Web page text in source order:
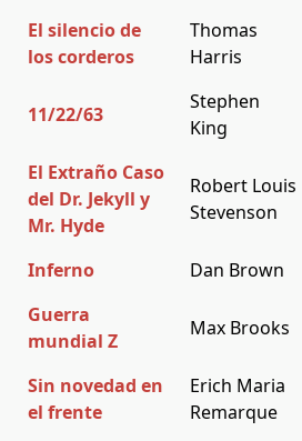
El silencio de
los corderos
Thomas
Harris
11/22/63
Stephen
King
El Extraño Caso
del Dr. Jekyll y
Mr. Hyde
Robert Louis
Stevenson
Inferno Dan Brown
Guerra
mundial Z
Max Brooks
Sin novedad en
el frente
Erich Maria
Remarque